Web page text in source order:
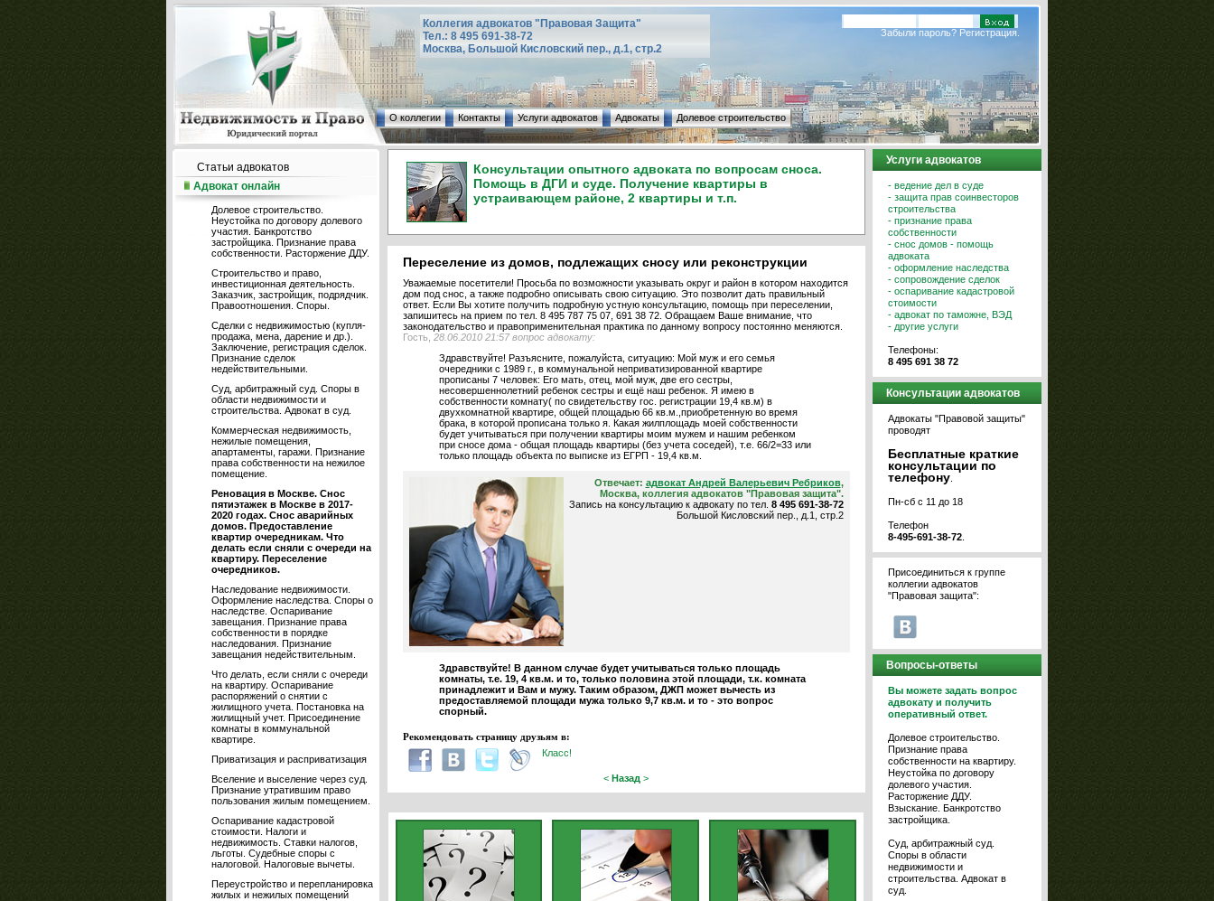
Коллегия адвокатов "Правовая Защита"
Тел.: 8 495 691-38-72
Москва, Большой Кисловский пер., д.1, стр.2
Забыли пароль? Регистрация.
О коллегии Контакты Услуги адвокатов Адвокаты Долевое строительство
Статьи адвокатов
Адвокат онлайн
Долевое строительство.
Неустойка по договору долевого
участия. Банкротство
застройщика. Признание права
собственности. Расторжение ДДУ.
Строительство и право,
инвестиционная деятельность.
Заказчик, застройщик, подрядчик.
Правоотношения. Споры.
Сделки с недвижимостью (купля-
продажа, мена, дарение и др.).
Заключение, регистрация сделок.
Признание сделок
недействительными.
Суд, арбитражный суд. Споры в
области недвижимости и
строительства. Адвокат в суд.
Коммерческая недвижимость,
нежилые помещения,
апартаменты, гаражи. Признание
права собственности на нежилое
помещение.
Реновация в Москве. Снос
пятиэтажек в Москве в 2017-
2020 годах. Снос аварийных
домов. Предоставление
квартир очередникам. Что
делать если сняли с очереди на
квартиру. Переселение
очередников.
Наследование недвижимости.
Оформление наследства. Споры о
наследстве. Оспаривание
завещания. Признание права
собственности в порядке
наследования. Признание
завещания недействительным.
Что делать, если сняли с очереди
на квартиру. Оспаривание
распоряжений о снятии с
жилищного учета. Постановка на
жилищный учет. Присоединение
комнаты в коммунальной
квартире.
Приватизация и расприватизация
Вселение и выселение через суд.
Признание утратившим право
пользования жилым помещением.
Оспаривание кадастровой
стоимости. Налоги и
недвижимость. Ставки налогов,
льготы. Судебные споры с
налоговой. Налоговые вычеты.
Переустройство и перепланировка
жилых и нежилых помещений
Консультации опытного адвоката по вопросам сноса.
Помощь в ДГИ и суде. Получение квартиры в
устраивающем районе, 2 квартиры и т.п.
Переселение из домов, подлежащих сносу или реконструкции
Уважаемые посетители! Просьба по возможности указывать округ и район в котором находится
дом под снос, а также подробно описывать свою ситуацию. Это позволит дать правильный
ответ. Если Вы хотите получить подробную устную консультацию, помощь при переселении,
запишитесь на прием по тел. 8 495 787 75 07, 691 38 72. Обращаем Ваше внимание, что
законодательство и правоприменительная практика по данному вопросу постоянно меняются.
Гость, 28.06.2010 21:57 вопрос адвокату:
Здравствуйте! Разъясните, пожалуйста, ситуацию: Мой муж и его семья
очередники с 1989 г., в коммунальной неприватизированной квартире
прописаны 7 человек: Его мать, отец, мой муж, две его сестры,
несовершеннолетний ребенок сестры и ещё наш ребенок. Я имею в
собственности комнату( по свидетельству гос. регистрации 19,4 кв.м) в
двухкомнатной квартире, общей площадью 66 кв.м.,приобретенную во время
брака, в которой прописана только я. Какая жилплощадь моей собственности
будет учитываться при получении квартиры моим мужем и нашим ребенком
при сносе дома - общая площадь квартиры (без учета соседей), т.е. 66/2=33 или
только площадь объекта по выписке из ЕГРП - 19,4 кв.м.
Отвечает: адвокат Андрей Валерьевич Ребриков,
Москва, коллегия адвокатов "Правовая защита".
Запись на консультацию к адвокату по тел. 8 495 691-38-72
Большой Кисловский пер., д.1, стр.2
Здравствуйте! В данном случае будет учитываться только площадь
комнаты, т.е. 19, 4 кв.м. и то, только половина этой площади, т.к. комната
принадлежит и Вам и мужу. Таким образом, ДЖП может вычесть из
предоставляемой площади мужа только 9,7 кв.м. и то - это вопрос
спорный.
Рекомендовать страницу друзьям в:
Класс!
< Назад >
Услуги адвокатов
- ведение дел в суде
- защита прав соинвесторов
строительства
- признание права
собственности
- снос домов - помощь
адвоката
- оформление наследства
- сопровождение сделок
- оспаривание кадастровой
стоимости
- адвокат по таможне, ВЭД
- другие услуги
Телефоны:
8 495 691 38 72
Консультации адвокатов
Адвокаты "Правовой защиты"
проводят
Бесплатные краткие
консультации по
телефону
Пн-сб с 11 до 18
Телефон
8-495-691-38-72
Присоединиться к группе
коллегии адвокатов
"Правовая защита":
Вопросы-ответы
Вы можете задать вопрос
адвокату и получить
оперативный ответ.
Долевое строительство.
Признание права
собственности на квартиру.
Неустойка по договору
долевого участия.
Расторжение ДДУ.
Взыскание. Банкротство
застройщика.
Суд, арбитражный суд.
Споры в области
недвижимости и
строительства. Адвокат в
суд.